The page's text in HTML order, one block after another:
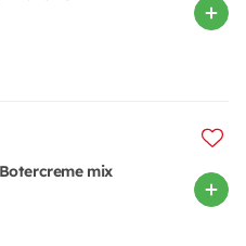
mix